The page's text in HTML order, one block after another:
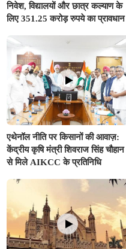
निवेश, विद्यालयों और छात्र कल्याण के
लिए 351.25 करोड़ रुपये का प्रावधान
एथेनॉल नीति पर किसानों की आवाज़:
केंद्रीय कृषि मंत्री शिवराज सिंह चौहान
से मिले AIKCC के प्रतिनिधि